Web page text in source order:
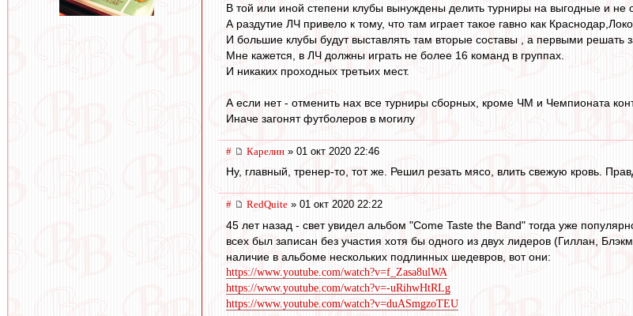
В той или иной степени клубы вынуждены делить турниры на выгодные и не
А раздутие ЛЧ привело к тому, что там играет такое гавно как
И большие клубы будут выставлять там вторые составы , а первыми решать
Мне кажется, в ЛЧ должны играть не более 16 команд в группах.
И никаких проходных третьих мест.
А если нет - отменить нах все турниры сборных, кроме ЧМ и Чемпионата
Иначе загонят футболеров в могилу
# Карелин » 01 окт 2020 22:46
Ну, главный, тренер-то, тот же. Решил резать мясо, влить свежую кровь.
# RedQuite » 01 окт 2020 22:22
45 лет назад - свет увидел альбом "Come Taste the Band" тогда уже
всех был записан без участия хотя бы одного из двух лидеров (Гиллан,
наличие в альбоме нескольких подлинных шедевров, вот они:
https://www.youtube.com/watch?v=f_Zasa8ulWA
https://www.youtube.com/watch?v=-uRihwHtRLg
https://www.youtube.com/watch?v=duASmgzoTEU